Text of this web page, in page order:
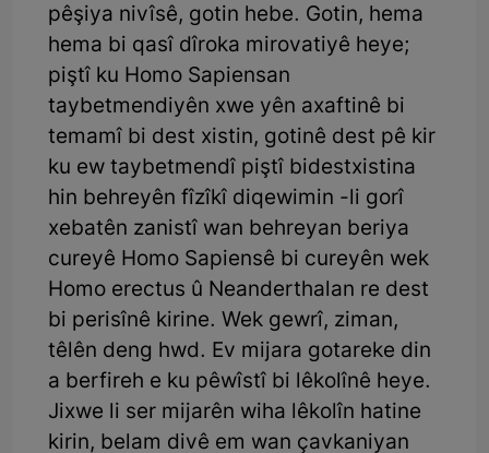
pêşiya nivîsê, gotin hebe. Gotin, hema
hema bi qasî dîroka mirovatiyê heye;
piştî ku Homo Sapiensan
taybetmendiyên xwe yên axaftinê bi
temamî bi dest xistin, gotinê dest pê kir
ku ew taybetmendî piştî bidestxistina
hin behreyên fîzîkî diqewimin -li gorî
xebatên zanistî wan behreyan beriya
cureyê Homo Sapiensê bi cureyên wek
Homo erectus û Neanderthalan re dest
bi perisînê kirine. Wek gewrî, ziman,
têlên deng hwd. Ev mijara gotareke din
a berfireh e ku pêwîstî bi lêkolînê heye.
Jixwe li ser mijarên wiha lêkolîn hatine
kirin, belam divê em wan çavkaniyan